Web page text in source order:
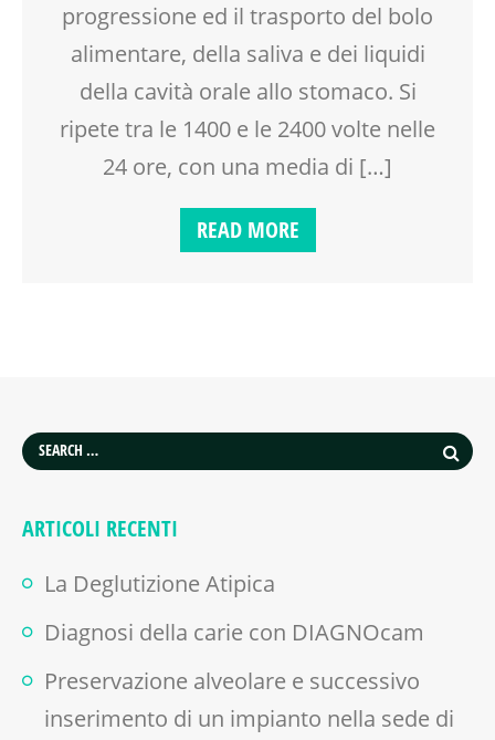
progressione ed il trasporto del bolo
alimentare, della saliva e dei liquidi
della cavità orale allo stomaco. Si
ripete tra le 1400 e le 2400 volte nelle
24 ore, con una media di […]
READ MORE
ARTICOLI RECENTI
La Deglutizione Atipica
Diagnosi della carie con DIAGNOcam
Preservazione alveolare e successivo
inserimento di un impianto nella sede di